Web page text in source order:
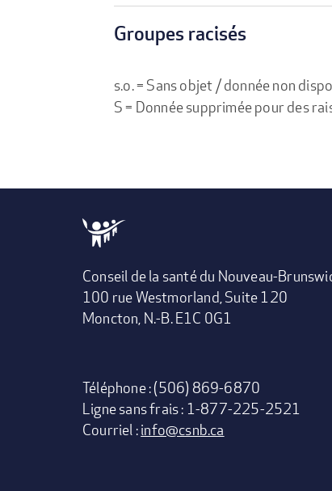
Groupes racisés
s.o. = Sans objet / donnée non
S = Donnée supprimée pour des
Conseil de la santé du Nouveau-
100 rue Westmorland, Suite 120
Moncton, N.-B. E1C 0G1
Téléphone : (506) 869-6870
Ligne sans frais : 1-877-225-2521
Courriel :info@csnb.ca